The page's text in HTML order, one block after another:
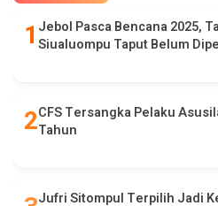
Jebol Pasca Bencana 2025,
Siualuompu Taput Belum
CFS Tersangka Pelaku
Tahun
Jufri Sitompul Terpilih Jadi